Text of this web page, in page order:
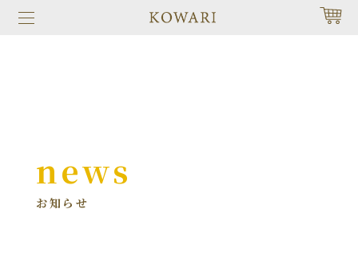
news
お知らせ